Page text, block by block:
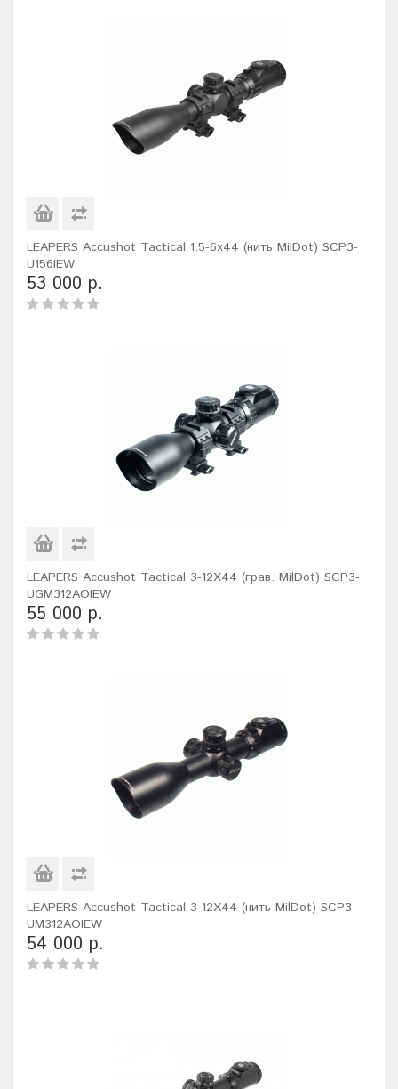
LEAPERS Accushot Tactical 1.5-6x44 (нить MilDot) SCP3-
U156IEW
53 000 р.
LEAPERS Accushot Tactical 3-12X44 (грав. MilDot) SCP3-
UGM312AOIEW
55 000 р.
LEAPERS Accushot Tactical 3-12X44 (нить MilDot) SCP3-
UM312AOIEW
54 000 р.